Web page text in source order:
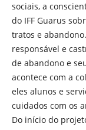
sociais, a
do IFF Guarus
tratos e
responsável e
de abandono e
acontece com a
eles alunos e
cuidados com os
Do início do